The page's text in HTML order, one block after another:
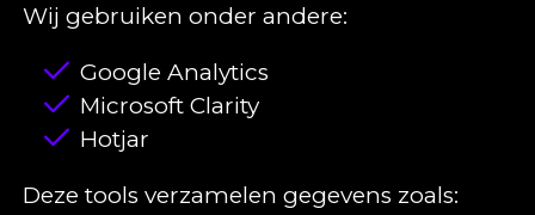
Wij gebruiken onder andere:
Google Analytics
Microsoft Clarity
Hotjar
Deze tools verzamelen gegevens zoals: